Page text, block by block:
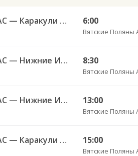
Вятские Поляны г. АС — Каракули д. 807 6:00
Вятские Поляны
Вятские Поляны г. АС — Нижние Изиверки д. 808 8:30
Вятские Поляны
Вятские Поляны г. АС — Нижние Изиверки д. 808 13:00
Вятские Поляны
Вятские Поляны г. АС — Каракули д. 807 15:00
Вятские Поляны